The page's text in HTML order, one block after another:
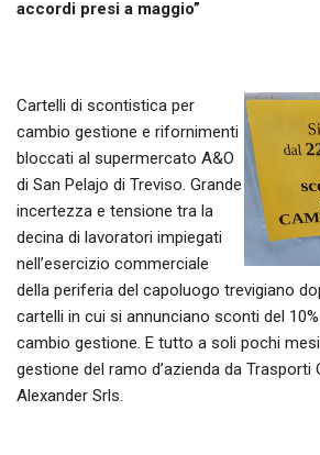
accordi presi a maggio”
Cartelli di scontistica per
cambio gestione e rifornimenti
bloccati al supermercato A&O
di San Pelajo di Treviso. Grande
incertezza e tensione tra la
decina di lavoratori impiegati
nell’esercizio commerciale
della periferia del capoluogo trevigiano
cartelli in cui si annunciano sconti del
cambio gestione. E tutto a soli pochi
gestione del ramo d’azienda da Trasporti
Alexander Srls.